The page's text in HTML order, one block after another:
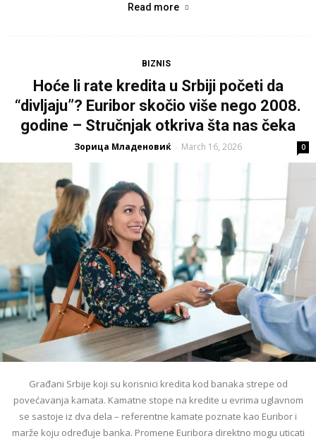
Read more
BIZNIS
Hoće li rate kredita u Srbiji početi da
“divljaju”? Euribor skočio više nego 2008.
godine – Stručnjak otkriva šta nas čeka
Зорица Младеновиќ - March 16, 2026 0
Građani Srbije koji su korisnici kredita kod banaka strepe od
povećavanja kamata. Kamatne stope na kredite u evrima uglavnom
se sastoje iz dva dela – referentne kamate poznate kao Euribor i
marže koju određuje banka. Promene Euribora direktno mogu uticati